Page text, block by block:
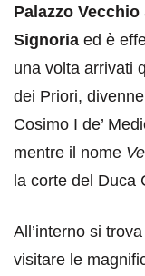
Palazzo Vecchio
Signoria ed è
una volta arrivati
dei Priori,
Cosimo I de’
mentre il nome
la corte del Duca
All’interno si
visitare le